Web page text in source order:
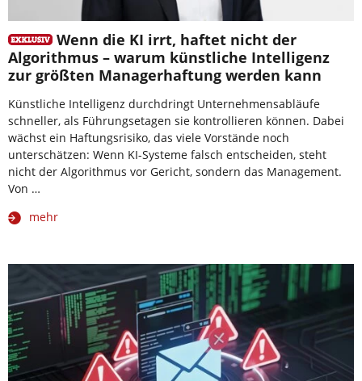
Wenn die KI irrt, haftet nicht der
Algorithmus – warum künstliche Intelligenz
zur größten Managerhaftung werden kann
Künstliche Intelligenz durchdringt Unternehmensabläufe
schneller, als Führungsetagen sie kontrollieren können. Dabei
wächst ein Haftungsrisiko, das viele Vorstände noch
unterschätzen: Wenn KI-Systeme falsch entscheiden, steht
nicht der Algorithmus vor Gericht, sondern das Management.
Von …
mehr